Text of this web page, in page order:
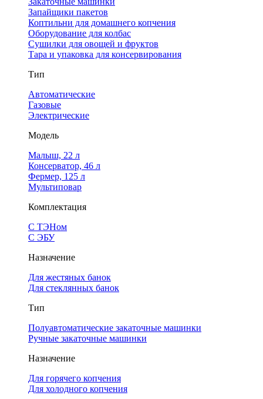
Запайщики пакетов
Коптильни для домашнего копчения
Оборудование для колбас
Сушилки для овощей и фруктов
Тара и упаковка для консервирования
Тип
Автоматические
Газовые
Электрические
Модель
Малыш, 22 л
Консерватор, 46 л
Фермер, 125 л
Мультиповар
Комплектация
С ТЭНом
С ЭБУ
Назначение
Для жестяных банок
Для стеклянных банок
Тип
Полуавтоматические закаточные машинки
Ручные закаточные машинки
Назначение
Для горячего копчения
Для холодного копчения